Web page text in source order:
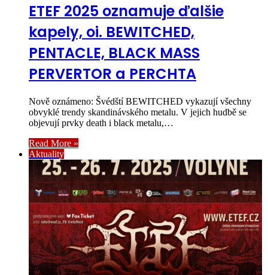
ETEF 2025 oznamuje ďalšie
kapely, oi. BEWITCHED,
PENTACLE, BLACK MASS
PERVERTOR a PERCHTA
Nově oznámeno: Švédští BEWITCHED vykazují všechny
obvyklé trendy skandinávského metalu. V jejich hudbě se
objevují prvky death i black metalu,…
Read More »
Aktuality